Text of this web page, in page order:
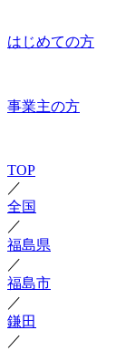
はじめての方
事業主の方
TOP
／
全国
／
福島県
／
福島市
／
鎌田
／